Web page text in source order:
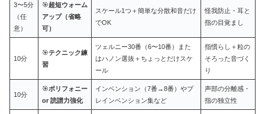
3〜5分
（任
意）
🎯超短ウォーム
アップ（省略
可）
スケール1つ＋簡単な分散和音だけ
でOK
怪我防止・耳と
指の目覚まし
10分
🎯テクニック練
習
ツェルニー30番（6〜10番）また
はハノン選抜＋ちょっとだけスケ
ール
指慣らし＋粒の
そろった音づく
り
10分
🎯ポリフォニー
or 読譜力強化
インベンション（7番→8番）やプ
レインベンション集など
声部の分離感・
指の独立性